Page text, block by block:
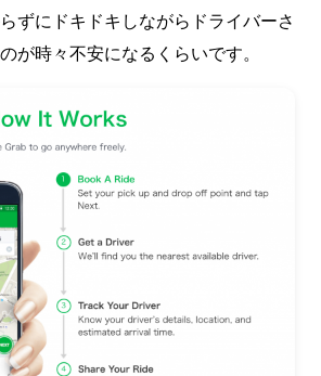
ずにドキドキしながらドライバーさ
が時々不安になるくらいです。